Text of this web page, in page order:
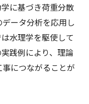
に基づき荷重分散
ータ分析を応用し
水理学を駆使して
践例により、理論
につながることが